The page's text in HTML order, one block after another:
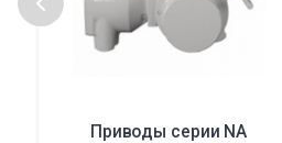
Приводы серии NA